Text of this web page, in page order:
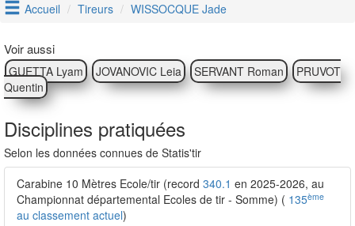
Accueil Tireurs WISSOCQUE Jade
Voir aussi
GUETTA Lyam JOVANOVIC Leia SERVANT Roman
PRUVOT
Quentin
Disciplines pratiquées
Selon les données connues de Statis'tir
Carabine 10 Mètres Ecole/tir (record 340.1 en 2025-2026, au
Championnat départemental Ecoles de tir - Somme) ( 135ème
au classement actuel)